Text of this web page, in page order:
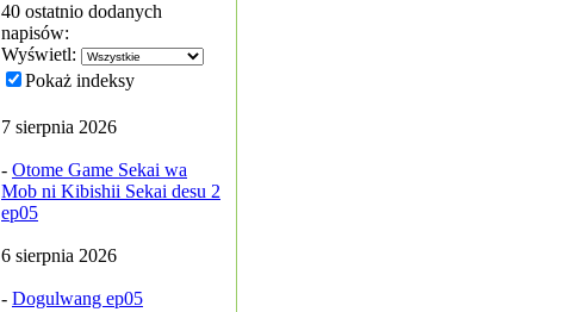
40 ostatnio dodanych
napisów:
Wyświetl:
Pokaż indeksy
7 sierpnia 2026
- Otome Game Sekai wa
Mob ni Kibishii Sekai desu 2
ep05
6 sierpnia 2026
- Dogulwang ep05